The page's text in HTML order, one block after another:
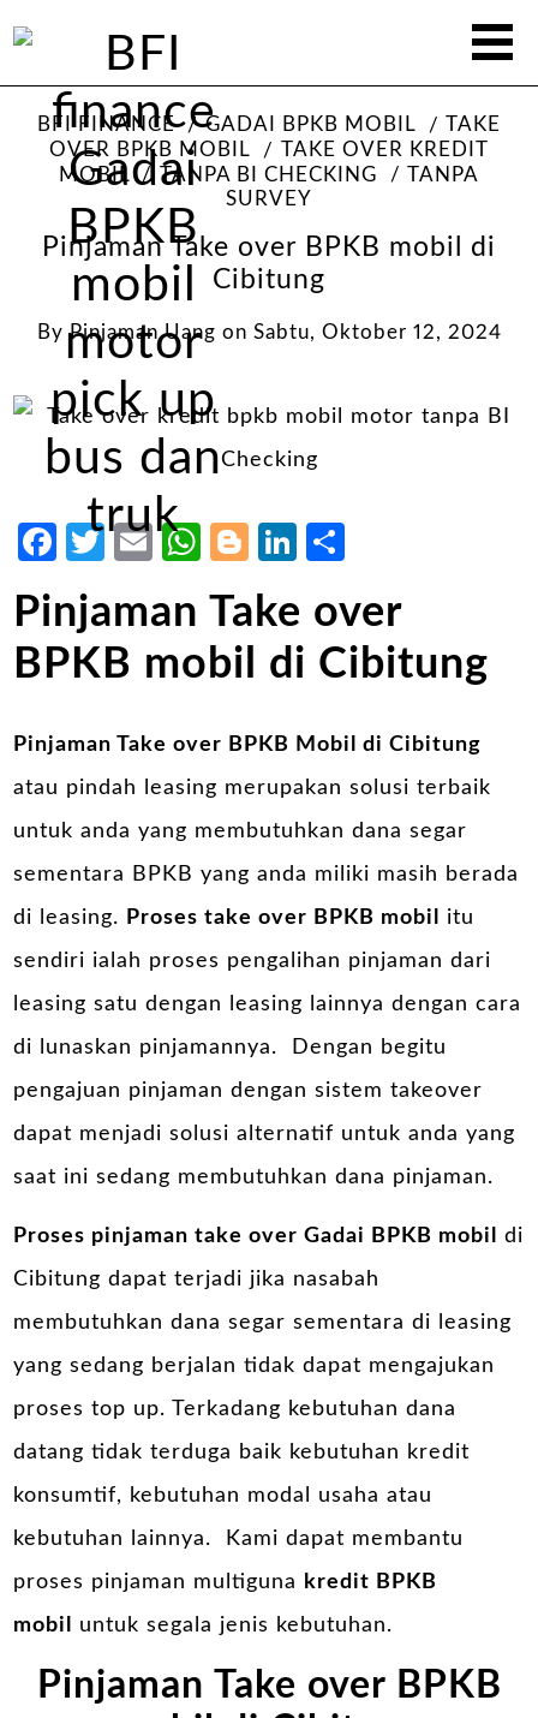
BFI FINANCE GADAI BPKB MOBIL
TAKE
OVER BPKB MOBIL
TAKE OVER KREDIT
MOBIL
TANPA BI CHECKING
TANPA
SURVEY
Pinjaman Take over BPKB mobil di
Cibitung
ByPinjaman Uang on Sabtu, Oktober 12, 2024
Facebook
Twitter
EmailWhatsApp
Blogger
LinkedIn
Pinjaman Take over
BPKB mobil di Cibitung
Pinjaman Take over BPKB Mobil di Cibitung
atau pindah leasing merupakan solusi terbaik
untuk anda yang membutuhkan dana segar
sementara BPKB yang anda miliki masih berada
di leasing. Proses take over BPKB mobil
itu
sendiri ialah proses pengalihan pinjaman dari
leasing satu dengan leasing lainnya dengan cara
di lunaskan pinjamannya. Dengan begitu
pengajuan pinjaman dengan sistem takeover
dapat menjadi solusi alternatif untuk anda yang
saat ini sedang membutuhkan dana pinjaman.
Proses pinjaman take over Gadai BPKB mobil
di
Cibitung dapat terjadi jika nasabah
membutuhkan dana segar sementara di leasing
yang sedang berjalan tidak dapat mengajukan
proses top up. Terkadang kebutuhan dana
datang tidak terduga baik kebutuhan kredit
konsumtif, kebutuhan modal usaha atau
kebutuhan lainnya. Kami dapat membantu
proses pinjaman multiguna
kredit BPKB
mobil
untuk segala jenis kebutuhan.
Pinjaman Take over BPKB